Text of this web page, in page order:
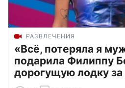
РАЗВЛЕЧЕНИЯ
«Всё, потеряла я
подарила Филиппу
дорогущую лодку за